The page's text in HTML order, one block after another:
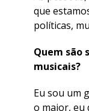
que
políticas,
Quem são
musicais?
Eu sou um
o maior, eu